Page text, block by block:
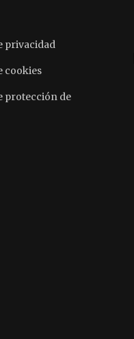
privacidad
cookies
protección de